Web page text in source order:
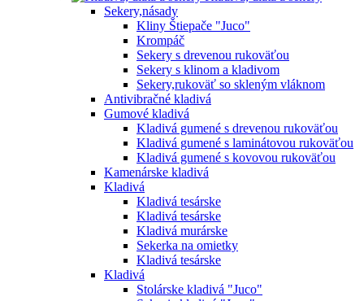
Sekery,násady
Kliny Štiepače "Juco"
Krompáč
Sekery s drevenou rukoväťou
Sekery s klinom a kladivom
Sekery,rukoväť so skleným vláknom
Antivibračné kladivá
Gumové kladivá
Kladivá gumené s drevenou rukoväťou
Kladivá gumené s laminátovou rukoväťou
Kladivá gumené s kovovou rukoväťou
Kamenárske kladivá
Kladivá
Kladivá tesárske
Kladivá tesárske
Kladivá murárske
Sekerka na omietky
Kladivá tesárske
Kladivá
Stolárske kladivá "Juco"